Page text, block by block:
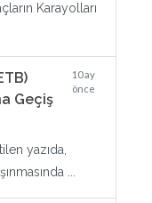
Karayolları
Geçiş
10 ay
önce
yazıda,
...